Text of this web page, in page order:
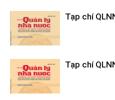
Tạp chí
Tạp chí